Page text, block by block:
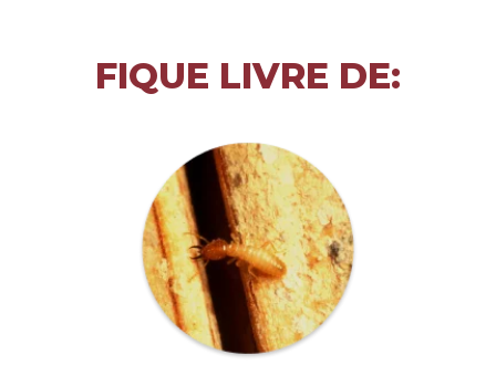
FIQUE LIVRE DE: